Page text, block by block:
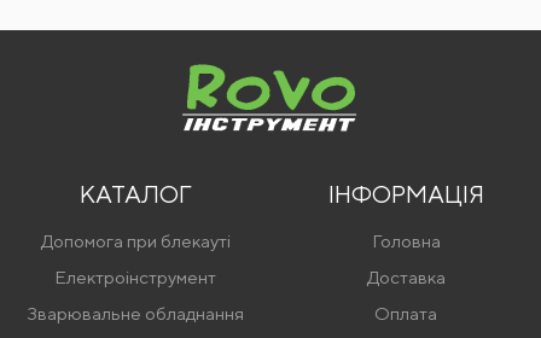
КАТАЛОГ
Допомога при блекауті
Електроінструмент
Зварювальне обладнання
ІНФОРМАЦІЯ
Головна
Доставка
Оплата